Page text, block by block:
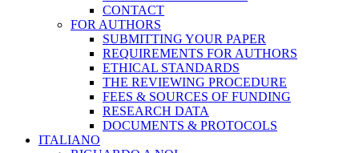
CONTACT
FOR AUTHORS
SUBMITTING YOUR PAPER
REQUIREMENTS FOR AUTHORS
ETHICAL STANDARDS
THE REVIEWING PROCEDURE
FEES & SOURCES OF FUNDING
RESEARCH DATA
DOCUMENTS & PROTOCOLS
ITALIANO